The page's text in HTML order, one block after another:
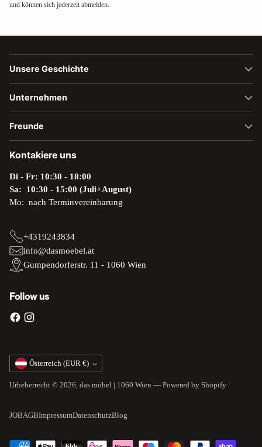
und können sich jederzeit abmelden.
Unsere Geschichte
Unternehmen
Freunde
Kontakiere uns
Di - Fr: 10:30 - 18:00
Sa: 10:30 - 15:00 (Juli+August)
Mo: nach Terminvereinbarung
+4319243834
info@dasmoebel.at
Gumpendorferstr. 11 - 1060 Wien
Follow us
Währung Österreich (EUR €)
Urheberrecht © 2026, das möbel | 1060 Wien — Powered by Shopify
JOBAGBImpressumDatenschutzBlog